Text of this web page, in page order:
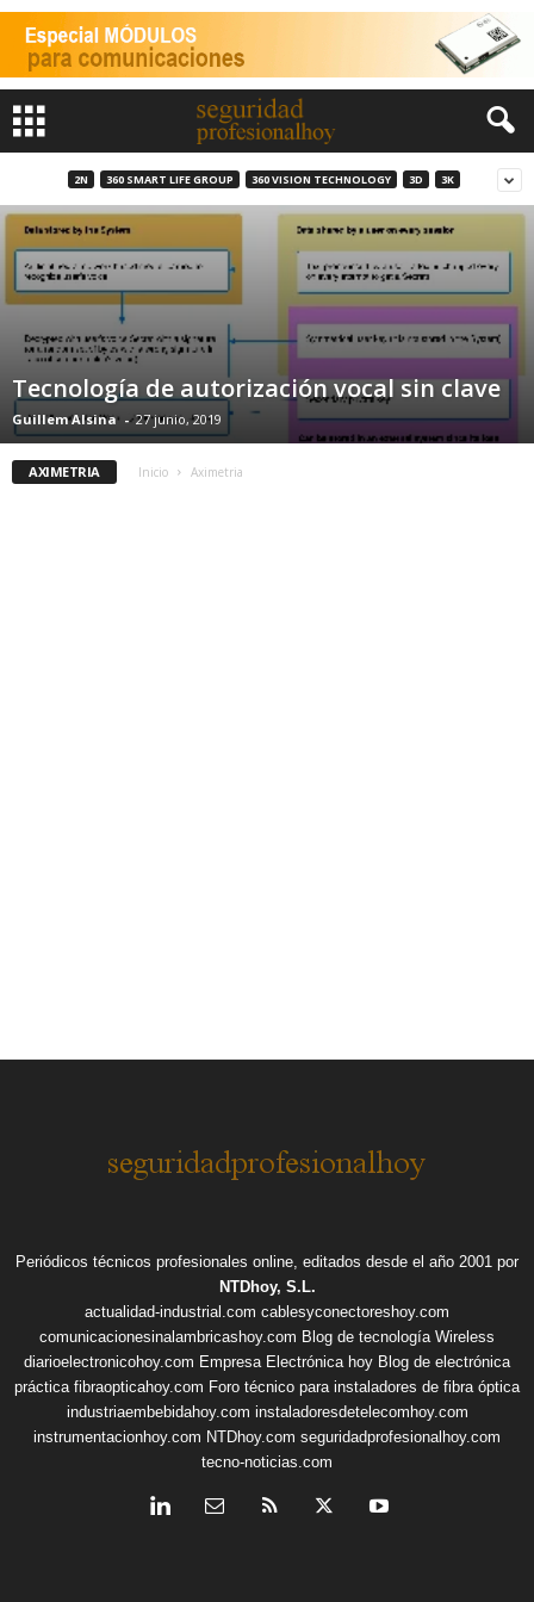
2N 360 SMART LIFE GROUP 360 VISION TECHNOLOGY 3D 3K
Tecnología de autorización vocal sin clave
Guillem Alsina - 27 junio, 2019
AXIMETRIA Inicio Aximetria
Periódicos técnicos profesionales online, editados desde el año 2001 por
NTDhoy, S.L.
actualidad-industrial.com cablesyconectoreshoy.com
comunicacionesinalambricashoy.com Blog de tecnología Wireless
diarioelectronicohoy.com Empresa Electrónica hoy Blog de electrónica
práctica fibraopticahoy.com Foro técnico para instaladores de fibra óptica
industriaembebidahoy.com instaladoresdetelecomhoy.com
instrumentacionhoy.com NTDhoy.com seguridadprofesionalhoy.com
tecno-noticias.com